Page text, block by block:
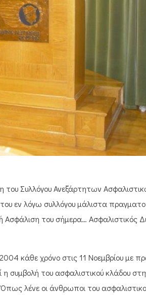
του Συλλόγου Ανεξάρτητων
εν λόγω συλλόγου μάλιστα
του σήμερα… Ασφαλιστικός
κάθε χρόνο στις 11 Νοεμβρίου με
συμβολή του ασφαλιστικού κλάδου
λένε οι άνθρωποι του